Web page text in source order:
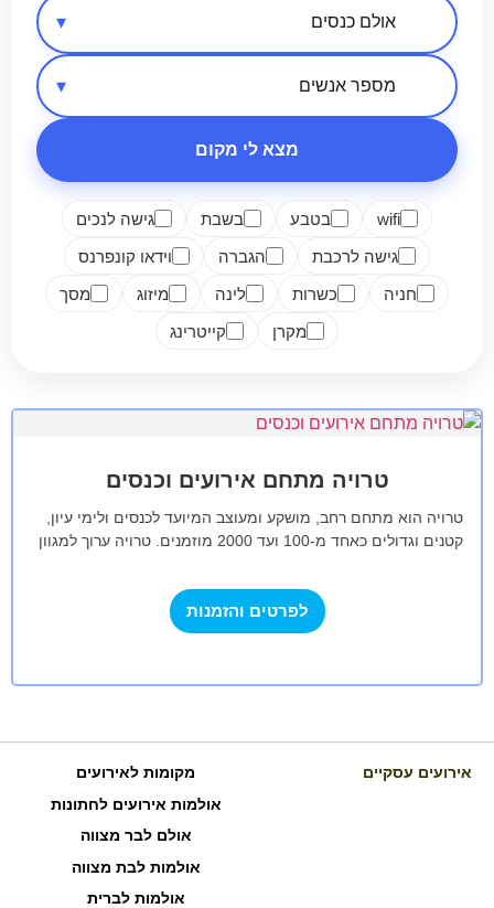
אזור בארץ
סיווג מקום
מספר אנשים
מצא לי מקום
wifi בטבע בשבת
גישה לנכים
גישה לרכבת
הגברה
וידאו קונפרנס
חניה
כשרות לינה מיזוג
מסך
מקרן
קייטרינג
טרויה מתחם אירועים וכנסים
טרויה הוא מתחם רחב, מושקע ומעוצב המיועד לכנסים ולימי עיון,
קטנים וגדולים כאחד מ-100 ועד 2000 מוזמנים. טרויה ערוך למגוון
לפרטים והזמנות
אירועים עסקיים
מקומות לאירועים
אולמות אירועים לחתונות
אולם לבר מצווה
אולמות לבת מצווה
אולמות לברית